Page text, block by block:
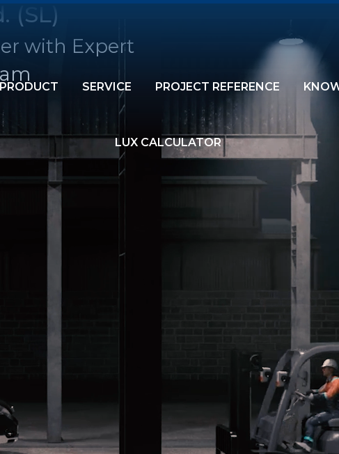
PRODUCT SERVICE PROJECT REFERENCE
LUX CALCULATOR
(SL)
with Expert